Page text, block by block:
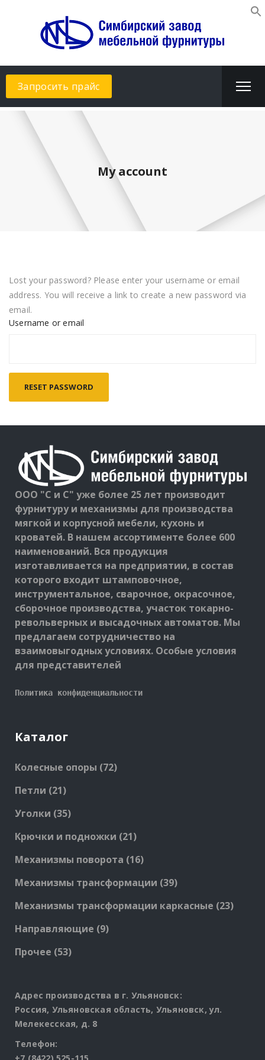
Запросить прайс
My account
Lost your password? Please enter your username or email
address. You will receive a link to create a new password via
email.
Username or email
RESET PASSWORD
ООО "С и С" уже более 25 лет производит
фурнитуру и механизмы для производства
мягкой и корпусной мебели, кухонь и
кроватей. В нашем ассортименте более 600
наименований. Вся продукция
изготавливается на предприятии, в состав
которого входит штамповочное,
инструментальное, сварочное, окрасочное,
сборочное производства, участок токарно-
револьверных и высадочных автоматов. Мы
предлагаем сотрудничество на
взаимовыгодных условиях. Особые условия
для представителей
Политика конфиденциальности
Каталог
Колесные опоры 7272
Петли 2121
Уголки 3535
Крючки и подножки 2121
Механизмы поворота 1616
Механизмы трансформации 3939
Механизмы трансформации каркасные 2323
Направляющие 99
Прочее 5353
Адрес производства в г. Ульяновск:
Россия, Ульяновская область, Ульяновск, ул.
Мелекесская, д. 8
Телефон:
+7 (8422) 525-115